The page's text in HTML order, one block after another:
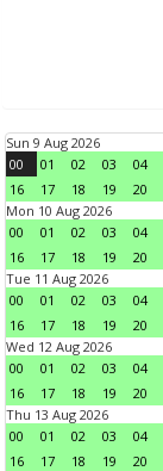
Sun 9 Aug 2026
00
01 02 03 04
16
17 18 19 20
Mon 10 Aug 2026
00
01 02 03 04
16
17 18 19 20
Tue 11 Aug 2026
00
01 02 03 04
16
17 18 19 20
Wed 12 Aug 2026
00
01 02 03 04
16
17 18 19 20
Thu 13 Aug 2026
00
01 02 03 04
16
17 18 19 20